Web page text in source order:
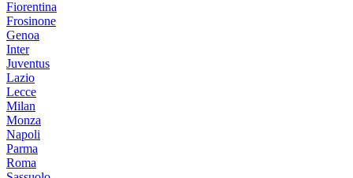
Fiorentina
Frosinone
Genoa
Inter
Juventus
Lazio
Lecce
Milan
Monza
Napoli
Parma
Roma